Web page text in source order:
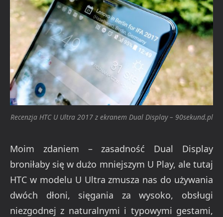
Recenzja HTC U Ultra 2017 z ekranem Dual Display – 90sekund.pl
Moim zdaniem – zasadność Dual Display
broniłaby się w dużo mniejszym U Play, ale tutaj
HTC w modelu U Ultra zmusza nas do używania
dwóch dłoni, sięgania za wysoko, obsługi
niezgodnej z naturalnymi i typowymi gestami,